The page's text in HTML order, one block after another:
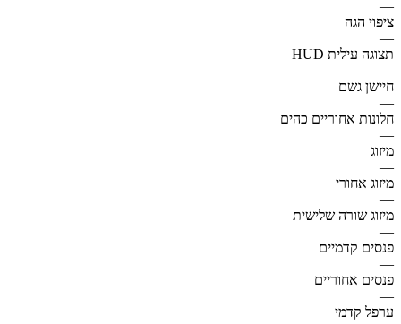
—
ציפוי הגה
—
תצוגה עילית HUD
—
חיישן גשם
—
חלונות אחוריים כהים
—
מיזוג
—
מיזוג אחורי
—
מיזוג שורה שלישית
—
פנסים קדמיים
—
פנסים אחוריים
—
ערפל קדמי